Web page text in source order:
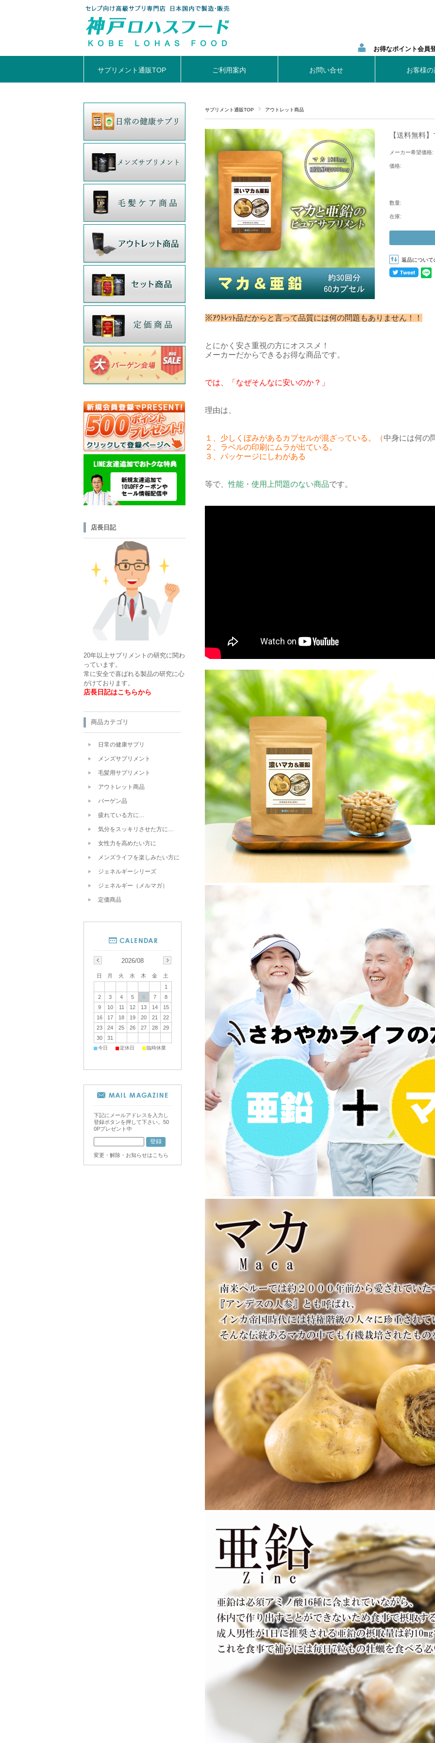
お得なポイント会員
サプリメント通販TOP ご利用案内 お問い合せ お客様の
サプリメント通販TOP アウトレット商品
【送料無料
メーカー希望価格:
価格:
数量:
在庫:
返品について
※ｱｳﾄﾚｯﾄ品だからと言って品質には何の問題もありません！！
とにかく安さ重視の方にオススメ！
メーカーだからできるお得な商品です。
では、「なぜそんなに安いのか？」
理由は、
１、少しくぼみがあるカプセルが混ざっている。（中身には何の
２、ラベルの印刷にムラが出ている。
３、パッケージにしわがある
等で、性能・使用上問題のない商品です。
店長日記
20年以上サプリメントの研究に関わ
っています。
常に安全で喜ばれる製品の研究に心
がけております。
店長日記はこちらから
商品カテゴリ
日常の健康サプリ
メンズサプリメント
毛髪用サプリメント
アウトレット商品
バーゲン品
疲れている方に…
気分をスッキリさせた方に…
女性力を高めたい方に
メンズライフを楽しみたい方に
ジェネルギーシリーズ
ジェネルギー（メルマガ）
定価商品
2026/08
日 月 火 水 木 金
土
1
2
3 4 5 6 7
8
9
10 11 12 13 14
15
16
17 18 19 20 21
22
23
24 25 26 27 28
29
30
31
■今日 ■定休日 ■臨時休業
下記にメールアドレスを入力し
登録ボタンを押して下さい。50
0Pプレゼント中
変更・解除・お知らせはこちら